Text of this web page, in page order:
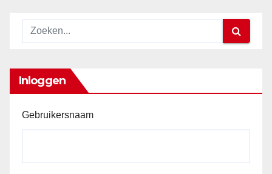
Inloggen
Gebruikersnaam